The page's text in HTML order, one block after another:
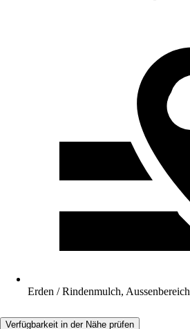
Erden / Rindenmulch, Aussenbereich
Verfügbarkeit in der Nähe prüfen